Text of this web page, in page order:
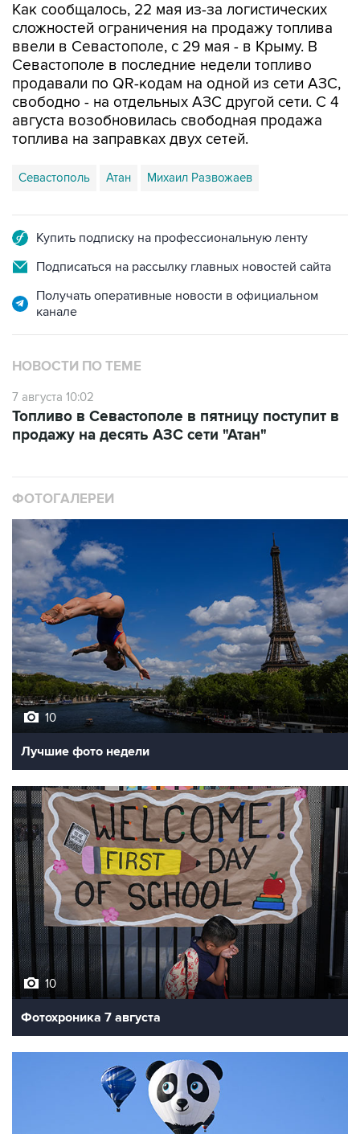
Как сообщалось, 22 мая из-за логистических
сложностей ограничения на продажу топлива
ввели в Севастополе, с 29 мая - в Крыму. В
Севастополе в последние недели топливо
продавали по QR-кодам на одной из сети АЗС,
свободно - на отдельных АЗС другой сети. С 4
августа возобновилась свободная продажа
топлива на заправках двух сетей.
Севастополь Атан Михаил Развожаев
Купить подписку на профессиональную ленту
Подписаться на рассылку главных новостей сайта
Получать оперативные новости в официальном
канале
НОВОСТИ ПО ТЕМЕ
7 августа 10:02
Топливо в Севастополе в пятницу поступит в
продажу на десять АЗС сети "Атан"
ФОТОГАЛЕРЕИ
10
Лучшие фото недели
10
Фотохроника 7 августа